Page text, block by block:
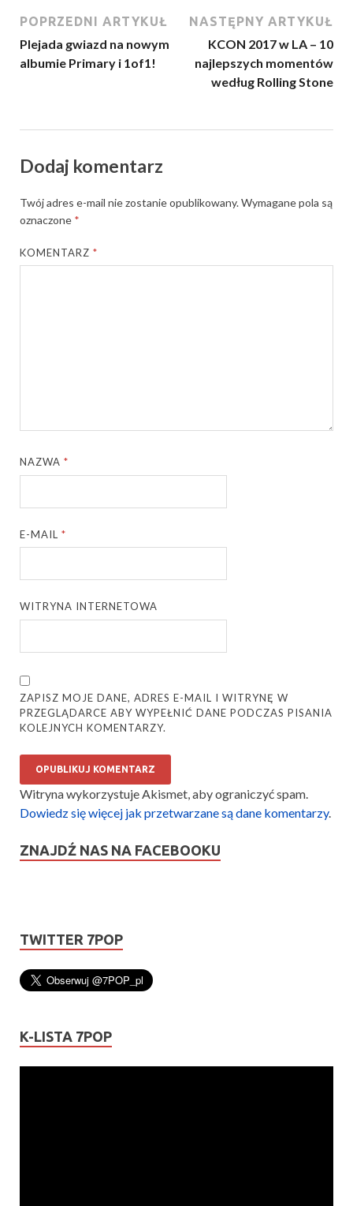
POPRZEDNI ARTYKUŁ
Plejada gwiazd na nowym
albumie Primary i 1of1!
NASTĘPNY ARTYKUŁ
KCON 2017 w LA – 10
najlepszych momentów
według Rolling Stone
Dodaj komentarz
Twój adres e-mail nie zostanie opublikowany.Wymagane pola są
oznaczone *
KOMENTARZ*
NAZWA*
E-MAIL*
WITRYNA INTERNETOWA
ZAPISZ MOJE DANE, ADRES E-MAIL I WITRYNĘ W
PRZEGLĄDARCE ABY WYPEŁNIĆ DANE PODCZAS PISANIA
KOLEJNYCH KOMENTARZY.
Witryna wykorzystuje Akismet, aby ograniczyć spam.
Dowiedz się więcej jak przetwarzane są dane komentarzy.
ZNAJDŹ NAS NA FACEBOOKU
TWITTER 7POP
K-LISTA 7POP